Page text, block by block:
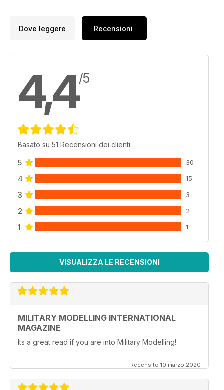
Dove leggere Recensioni
4,4/5
Basato su 51 Recensioni dei clienti
5 30
4 15
3 3
2 2
1 1
VISUALIZZA LE RECENSIONI
MILITARY MODELLING INTERNATIONAL
MAGAZINE
Its a great read if you are into Military Modelling!
Recensito 10 marzo 2020